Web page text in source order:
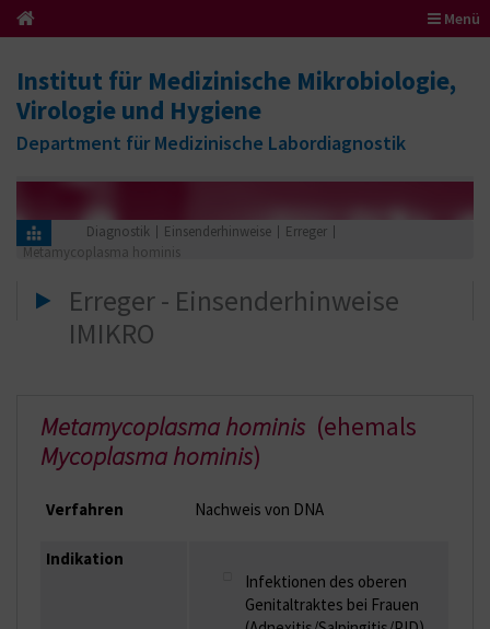
Menü
Institut für Medizinische Mikrobiologie,
Virologie und Hygiene
Department für Medizinische Labordiagnostik
Diagnostik Einsenderhinweise
Erreger
Metamycoplasma hominis
Erreger - Einsenderhinweise
IMIKRO
Metamycoplasma hominis (ehemals
Mycoplasma hominis)
Verfahren Nachweis von DNA
Indikation
Infektionen des oberen
Genitaltraktes bei Frauen